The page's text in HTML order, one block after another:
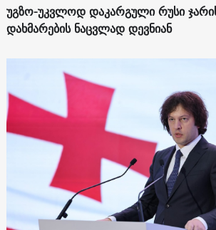
უგზო-უკვლოდ დაკარგული რუსი
დახმარების ნაცვლად დევნიან